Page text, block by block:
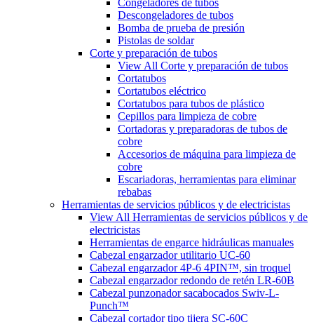
Congeladores de tubos
Descongeladores de tubos
Bomba de prueba de presión
Pistolas de soldar
Corte y preparación de tubos
View All Corte y preparación de tubos
Cortatubos
Cortatubos eléctrico
Cortatubos para tubos de plástico
Cepillos para limpieza de cobre
Cortadoras y preparadoras de tubos de
cobre
Accesorios de máquina para limpieza de
cobre
Escariadoras, herramientas para eliminar
rebabas
Herramientas de servicios públicos y de electricistas
View All Herramientas de servicios públicos y de
electricistas
Herramientas de engarce hidráulicas manuales
Cabezal engarzador utilitario UC-60
Cabezal engarzador 4P-6 4PIN™, sin troquel
Cabezal engarzador redondo de retén LR-60B
Cabezal punzonador sacabocados Swiv-L-
Punch™
Cabezal cortador tipo tijera SC-60C